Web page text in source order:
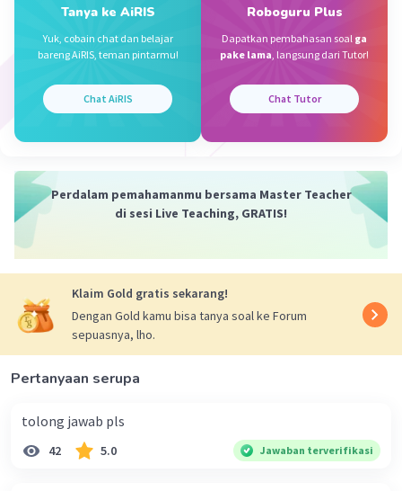
1. Hidung (1)
3. Bronkus (3)
5. Alveolus (4)
- Di dalam hidung, udara disaring, dihangatkan, dan
dilembapkan.
2. Trakea (5)
- Dari hidung, udara pernapasan masuk ke trakea.
- Trakea adalah saluran pernapasan utama yang
menghubungkan hidung dan mulut dengan paru-paru.
- Bronkus adalah cabang-cabang dari trakea yang
4. Bronkiolus (2)
- Dari bronkus, udara masuk ke bronkiolus.
Tanya ke AiRIS
Yuk, cobain chat dan belajar
bareng AiRIS, teman pintarmu!
Chat AiRIS
Roboguru Plus
Dapatkan pembahasan soal ga
pake lama, langsung dari Tutor!
Chat Tutor
Perdalam pemahamanmu bersama Master Teacher
di sesi Live Teaching, GRATIS!
Klaim Gold gratis sekarang!
Dengan Gold kamu bisa tanya soal ke Forum
sepuasnya, lho.
Pertanyaan serupa
tolong jawab pls
42 5.0 Jawaban terverifikasi